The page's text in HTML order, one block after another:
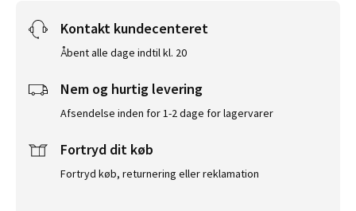
Kontakt kundecenteret
Åbent alle dage indtil kl. 20
Nem og hurtig levering
Afsendelse inden for 1-2 dage for lagervarer
Fortryd dit køb
Fortryd køb, returnering eller reklamation